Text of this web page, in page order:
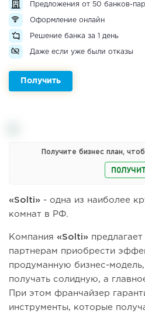
Предложения от 50 банков-
Оформление онлайн
Решение банка за 1 день
Даже если уже были отказы
Получить
Получите бизнес план,
«Solti» - одна из наиболее
комнат в РФ.
Компания «Solti»
партнерам приобрести
продуманную бизнес-
получать солидную, а
При этом франчайзер
инструменты, которые